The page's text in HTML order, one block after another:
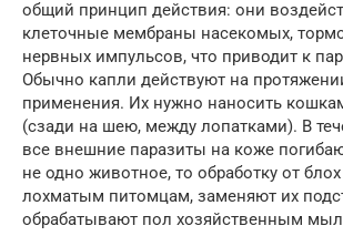
общий принцип действия: они
клеточные мембраны насекомых,
нервных импульсов, что приводит к
Обычно капли действуют на
применения. Их нужно наносить
(сзади на шею, между лопатками). В
все внешние паразиты на коже
не одно животное, то обработку от
лохматым питомцам, заменяют их
обрабатывают пол хозяйственным